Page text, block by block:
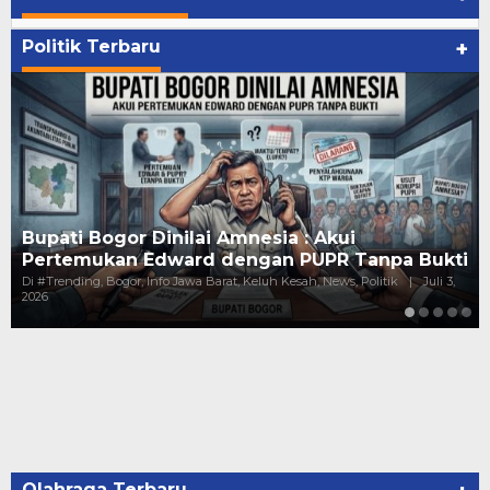
Politik Terbaru +
Tanpa Bukti
News, Politik | Juli 3,
Kejanggalan Pundi-Pundi
Gaji Puluhan Juta, Harta Melejit
Di #Trending, Bogor, Hukum, Info Jawa Barat, Keluh
Politik
| Juni 10, 2026